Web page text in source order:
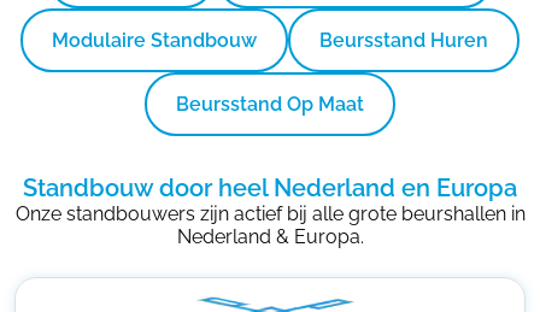
Modulaire Standbouw Beursstand Huren
Beursstand Op Maat
Standbouw door heel Nederland en Europa
Onze standbouwers zijn actief bij alle grote beurshallen in
Nederland & Europa.